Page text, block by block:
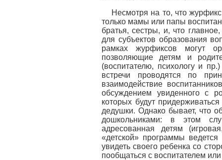
Несмотря на то, что
только мамы или папы
братья, сестры, и, что
для субъектов образования
рамках журфиксов могут
позволяющие детям и
(воспитателю, психологу и
встречи проводятся по
взаимодействие
обсуждением увиденного с
которых будут
дедушки. Однако бывает, что
дошкольниками: в этом
адресованная детям
«детской» программы
увидеть своего ребенка со
пообщаться с воспитателем